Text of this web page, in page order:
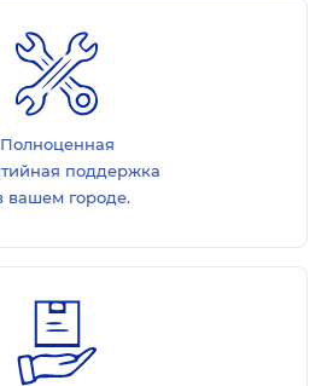
Полноценная
поддержка
вашем городе.